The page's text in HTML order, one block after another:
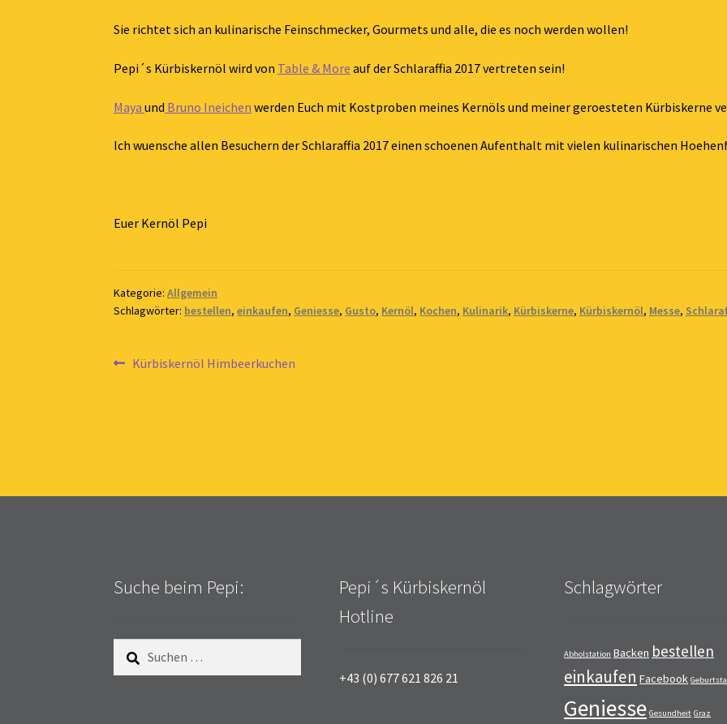
Sie richtet sich an kulinarische Feinschmecker, Gourmets und alle, die es noch werden wollen!
Pepi´s Kürbiskernöl wird von Table & More auf der Schlaraffia 2017 vertreten sein!
Mayaund Bruno Ineichen werden Euch mit Kostproben meines Kernöls und meiner geroesteten Kürbiskerne
Ich wuensche allen Besuchern der Schlaraffia 2017 einen schoenen Aufenthalt mit vielen kulinarischen
Euer Kernöl Pepi
Kategorie:Allgemein
Schlagwörter: bestellen,einkaufen, Geniesse, Gusto, Kernöl, Kochen, Kulinarik, Kürbiskerne, Kürbiskernöl, Messe,
Beitragsnavigation
Vorheriger
Kürbiskernöl Himbeerkuchen
Suche beim Pepi:
Suchen
nach:
Pepi´s Kürbiskernöl
Hotline
+43 (0) 677 621 826 21
Schlagwörter
Abholstation Backen bestellen
einkaufen Facebook
Geniesse Gesundheit Graz